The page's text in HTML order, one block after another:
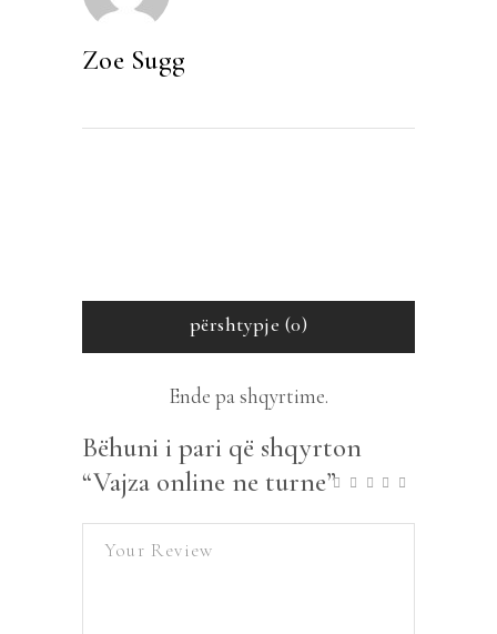
Zoe Sugg
përshtypje (0)
Ende pa shqyrtime.
Bëhuni i pari që shqyrton
“Vajza online ne turne”